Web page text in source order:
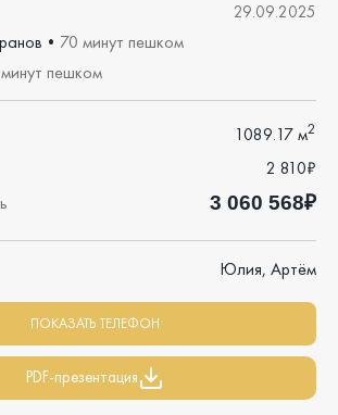
29.09.2025
• 70 минут пешком
пешком
1089.17 м2
2 810₽
3 060 568₽
Юлия, Артём
ПОКАЗАТЬ ТЕЛЕФОН
PDF-презентация